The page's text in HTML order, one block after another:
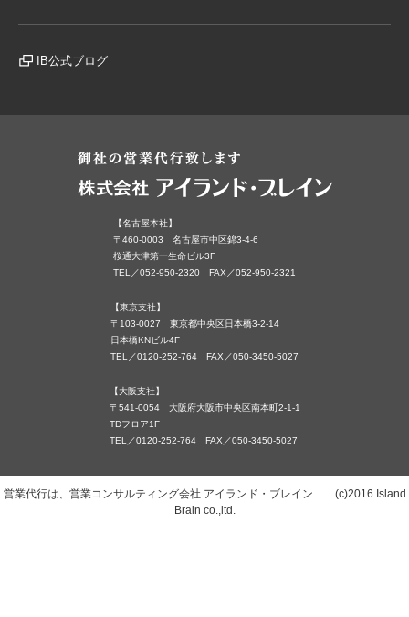
IB公式ブログ
【名古屋本社】
〒460-0003 名古屋市中区錦3-4-6
桜通大津第一生命ビル3F
TEL／052-950-2320 FAX／052-950-2321
【東京支社】
〒103-0027 東京都中央区日本橋3-2-14
日本橋KNビル4F
TEL／0120-252-764 FAX／050-3450-5027
【大阪支社】
〒541-0054 大阪府大阪市中央区南本町2-1-1
TDフロア1F
TEL／0120-252-764 FAX／050-3450-5027
営業代行は、営業コンサルティング会社 アイランド・ブレイン (c)2016 Island
Brain co.,ltd.